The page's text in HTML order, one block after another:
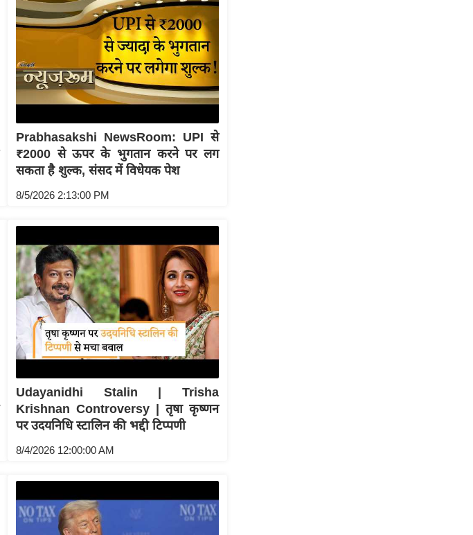
Prabhasakshi NewsRoom: UPI से
₹2000 से ऊपर के भुगतान करने पर लग
सकता है शुल्क, संसद में विधेयक पेश
8/5/2026 2:13:00 PM
Udayanidhi Stalin | Trisha
Krishnan Controversy | तृषा कृष्णन
पर उदयनिधि स्टालिन की भद्दी टिप्पणी
8/4/2026 12:00:00 AM